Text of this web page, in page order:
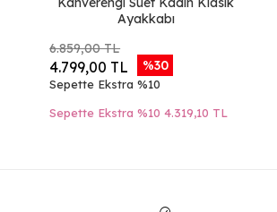
Ayakkabı
6.859,00 TL
4.799,00 TL %30
Sepette Ekstra %10
Sepette Ekstra %10 4.319,10 TL